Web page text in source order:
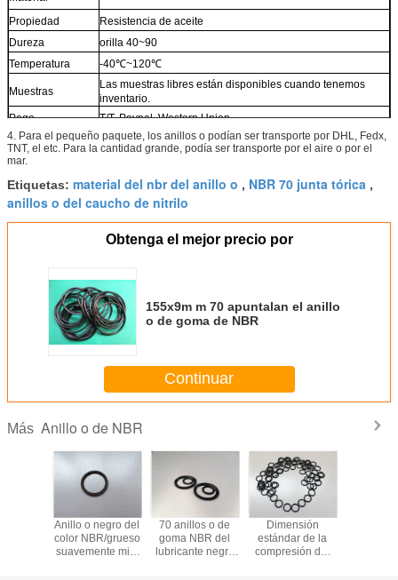
Propiedad
Resistencia de aceite
Dureza
orilla 40~90
Temperatura
-40℃~120℃
Muestras
Las muestras libres están disponibles cuando tenemos
inventario.
Pago
T/T, Paypal, Western Union
Uso
Para el auto
4. Para el pequeño paquete, los anillos o podían ser transporte por DHL, Fedx,
TNT, el etc. Para la cantidad grande, podía ser transporte por el aire o por el
mar.
Etiquetas: material del nbr del anillo o , NBR 70 junta tórica ,
anillos o del caucho de nitrilo
Obtenga el mejor precio por
155x9m m 70 apuntalan el anillo
o de goma de NBR
Continuar
Más Anillo o de NBR
Anillo o negro del
color NBR/grueso
suavemente mini
70 anillos o de
goma NBR del
lubricante negro
Dimensión
estándar de la
compresión del